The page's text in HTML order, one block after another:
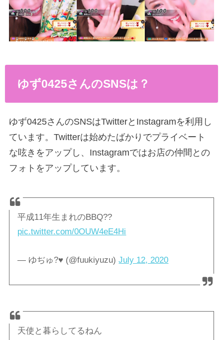
ゆず0425さんのSNSは？
ゆず0425さんのSNSはTwitterとInstagramを利用し
ています。Twitterは始めたばかりでプライベート
な呟きをアップし、Instagramではお店の仲間との
フォトをアップしています。
平成11年生まれのBBQ??
pic.twitter.com/0OUW4eE4Hi
— ゆぢゅ?♥️ (@fuukiyuzu)July 12, 2020
天使と暮らしてるねん